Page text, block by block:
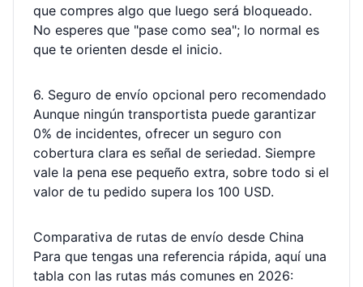
que compres algo que luego será bloqueado.
No esperes que "pase como sea"; lo normal es
que te orienten desde el inicio.
6. Seguro de envío opcional pero recomendado
Aunque ningún transportista puede garantizar
0% de incidentes, ofrecer un seguro con
cobertura clara es señal de seriedad. Siempre
vale la pena ese pequeño extra, sobre todo si el
valor de tu pedido supera los 100 USD.
Comparativa de rutas de envío desde China
Para que tengas una referencia rápida, aquí una
tabla con las rutas más comunes en 2026: